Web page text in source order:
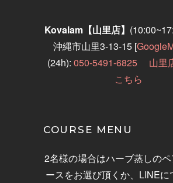
Kovalam【山里店】
沖縄市山里3-13-15 [
(24h): 050-5491-6825
山里
こちら
COURSE MENU
2名様の場合はハーブ蒸しの
ースをお選び頂くか、LINEに